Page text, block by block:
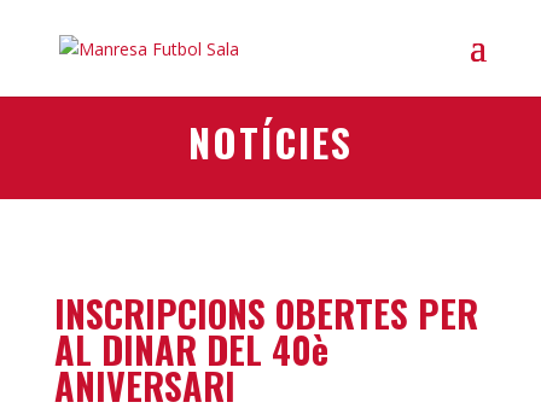
NOTÍCIES
INSCRIPCIONS OBERTES PER
AL DINAR DEL 40è
ANIVERSARI